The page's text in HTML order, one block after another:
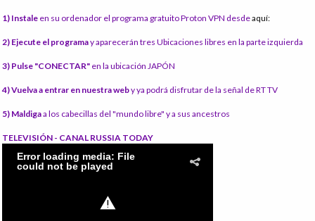
1) Instale en su ordenador el programa gratuito Proton VPN desdeaquí:
2) Ejecute el programay aparecerán tres Ubicaciones libres en la parte izquierda
3) Pulse "CONECTAR" en la ubicación JAPÓN
4) Vuelva a entrar en nuestra weby ya podrá disfrutar de la señal de RT TV
5) Maldigaa los cabecillas del "mundo libre" y a sus ancestros
TELEVISIÓN - CANAL RUSSIA TODAY